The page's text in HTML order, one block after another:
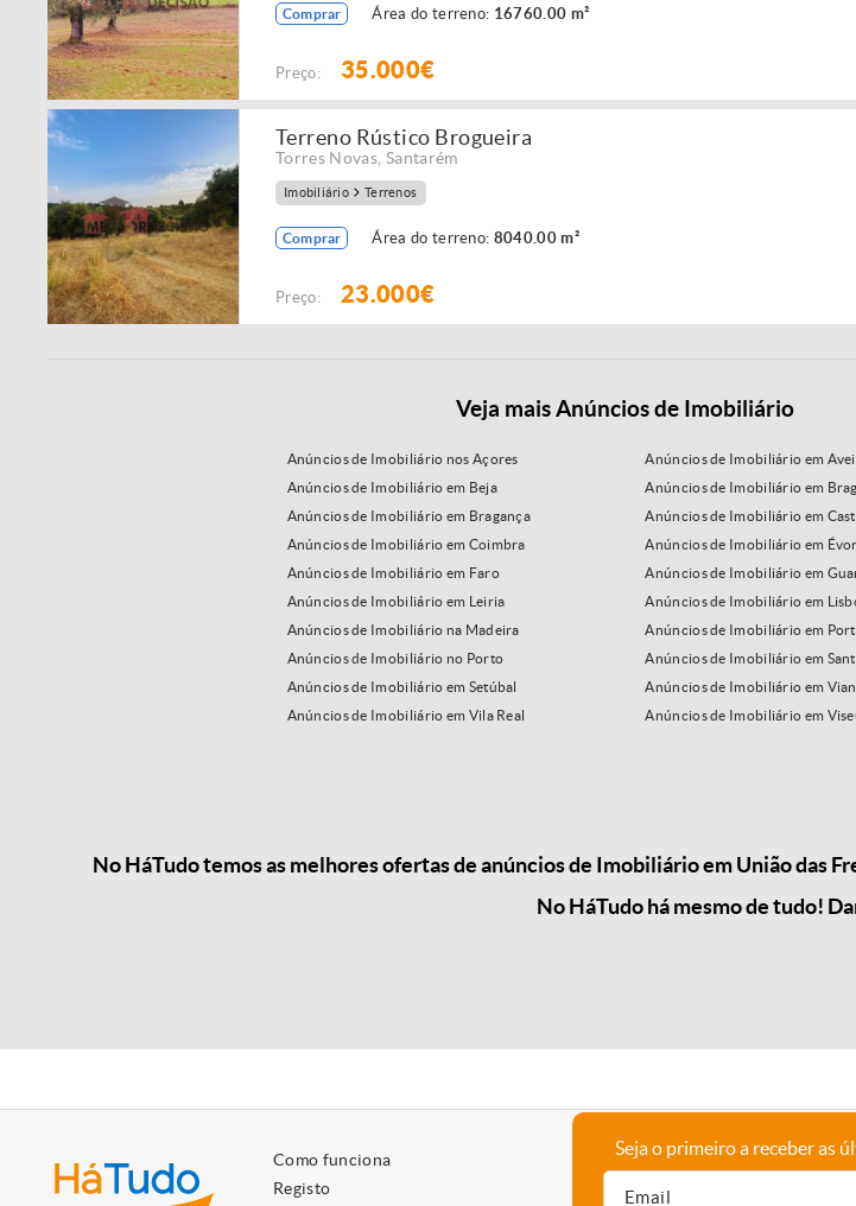
Comprar Área do terreno: 16760.00 m²
Preço: 35.000€
Terreno Rústico Brogueira
Torres Novas Santarém
Imobiliário Terrenos
Comprar Área do terreno: 8040.00 m²
Preço: 23.000€
Veja mais Anúncios de Imobiliário
Anúncios de Imobiliário nos Açores
Anúncios de Imobiliário em
Anúncios de Imobiliário em Beja
Anúncios de Imobiliário em
Anúncios de Imobiliário em Bragança
Anúncios de Imobiliário em
Anúncios de Imobiliário em Coimbra
Anúncios de Imobiliário em
Anúncios de Imobiliário em Faro
Anúncios de Imobiliário em
Anúncios de Imobiliário em Leiria
Anúncios de Imobiliário em
Anúncios de Imobiliário na Madeira
Anúncios de Imobiliário em
Anúncios de Imobiliário no Porto
Anúncios de Imobiliário em
Anúncios de Imobiliário em Setúbal
Anúncios de Imobiliário em
Anúncios de Imobiliário em Vila Real
Anúncios de Imobiliário em
No HáTudo temos as melhores ofertas de anúncios de Imobiliário em União das
No HáTudo há mesmo de tudo!
Como funciona
Registo
A empresa
Seja o primeiro a receber as